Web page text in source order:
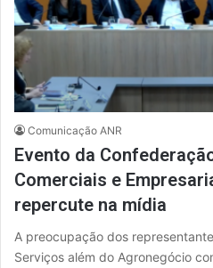
Comunicação ANR
Evento da
Comerciais e
repercute na mídia
A preocupação dos
Serviços além do Agronegócio